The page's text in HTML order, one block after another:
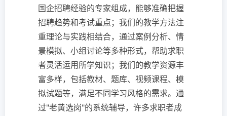
国企招聘经验的专家组成，能够准确把握
招聘趋势和考试重点；我们的教学方法注
重理论与实践相结合，通过案例分析、情
景模拟、小组讨论等多种形式，帮助求职
者灵活运用所学知识；我们的教学资源丰
富多样，包括教材、题库、视频课程、模
拟试题等，满足不同学习风格的需求。通
过"老黄选岗"的系统辅导，许多求职者成